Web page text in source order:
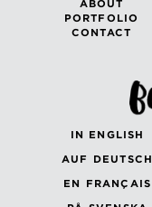
ABOUT
PORTFOLIO
CONTACT
IN ENGLISH
AUF DEUTSCH
EN FRANÇAIS